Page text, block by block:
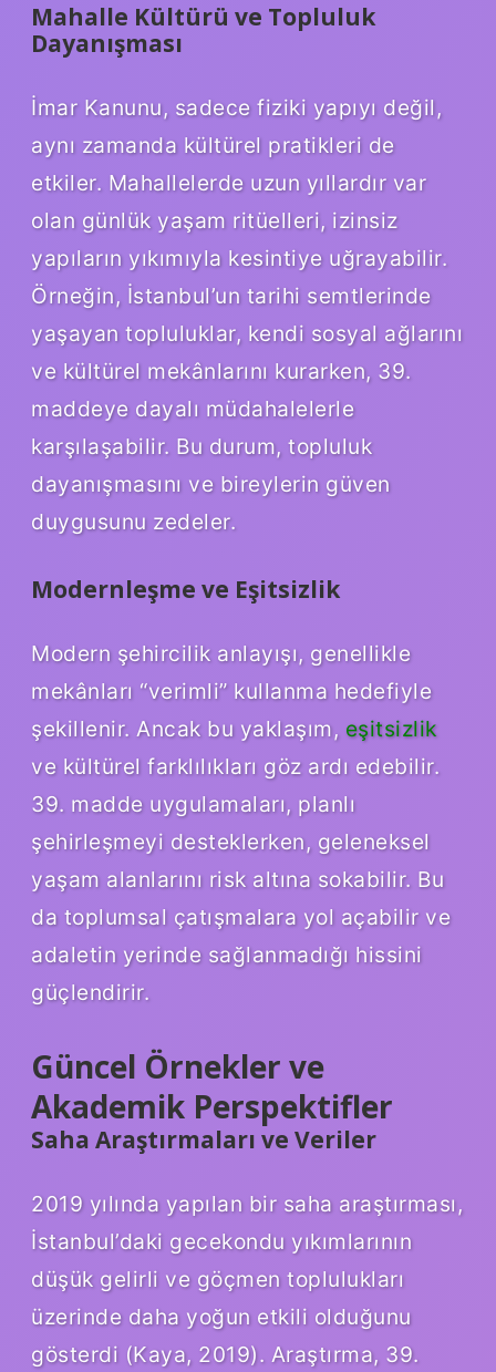
Mahalle Kültürü ve Topluluk
Dayanışması
İmar Kanunu, sadece fiziki yapıyı değil,
aynı zamanda kültürel pratikleri de
etkiler. Mahallelerde uzun yıllardır var
olan günlük yaşam ritüelleri, izinsiz
yapıların yıkımıyla kesintiye uğrayabilir.
Örneğin, İstanbul’un tarihi semtlerinde
yaşayan topluluklar, kendi sosyal ağlarını
ve kültürel mekânlarını kurarken, 39.
maddeye dayalı müdahalelerle
karşılaşabilir. Bu durum, topluluk
dayanışmasını ve bireylerin güven
duygusunu zedeler.
Modernleşme ve Eşitsizlik
Modern şehircilik anlayışı, genellikle
mekânları “verimli” kullanma hedefiyle
şekillenir. Ancak bu yaklaşım, eşitsizlik
ve kültürel farklılıkları göz ardı edebilir.
39. madde uygulamaları, planlı
şehirleşmeyi desteklerken, geleneksel
yaşam alanlarını risk altına sokabilir. Bu
da toplumsal çatışmalara yol açabilir ve
adaletin yerinde sağlanmadığı hissini
güçlendirir.
Güncel Örnekler ve
Akademik Perspektifler
Saha Araştırmaları ve Veriler
2019 yılında yapılan bir saha araştırması,
İstanbul’daki gecekondu yıkımlarının
düşük gelirli ve göçmen toplulukları
üzerinde daha yoğun etkili olduğunu
gösterdi (Kaya, 2019). Araştırma, 39.